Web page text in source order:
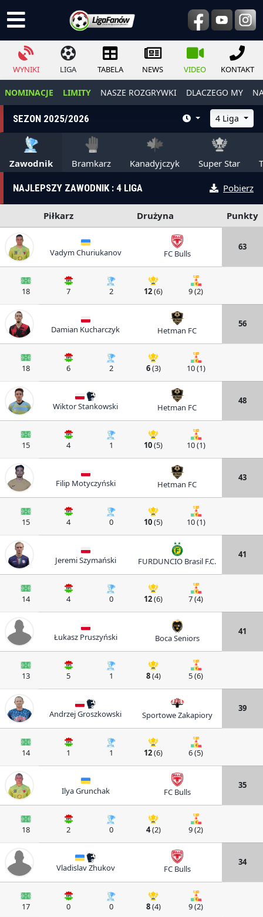
WYNIKI LIGA TABELA NEWS VIDEO KONTAKT
NOMINACJE LIMITY NASZE ROZGRYWKI DLACZEGO MY
SEZON 2025/2026 4 Liga
Zawodnik Bramkarz Kanadyjczyk Super Star
NAJLEPSZY ZAWODNIK : 4 LIGA Pobierz
Piłkarz Drużyna Punkty
Vadym Churiukanov FC Bulls
63
18 7 2 12(6) 9 (2)
Damian Kucharczyk Hetman FC
56
18 6 2 6(3) 10 (1)
Wiktor Stankowski Hetman FC
48
15 4 1 10(5) 10 (1)
Filip Motyczyński Hetman FC
43
15 4 0 10(5) 10 (1)
Jeremi Szymański FURDUNCIO Brasil F.C.
41
14 4 0 12(6) 7 (4)
Łukasz Pruszyński Boca Seniors
41
13 5 1 8(4) 5 (6)
Andrzej Groszkowski Sportowe Zakapiory
39
14 1 1 12(6) 6 (5)
Ilya Grunchak FC Bulls
35
18 2 0 4(2) 9 (2)
Vladislav Zhukov FC Bulls
34
17 0 0 8(4) 9 (2)